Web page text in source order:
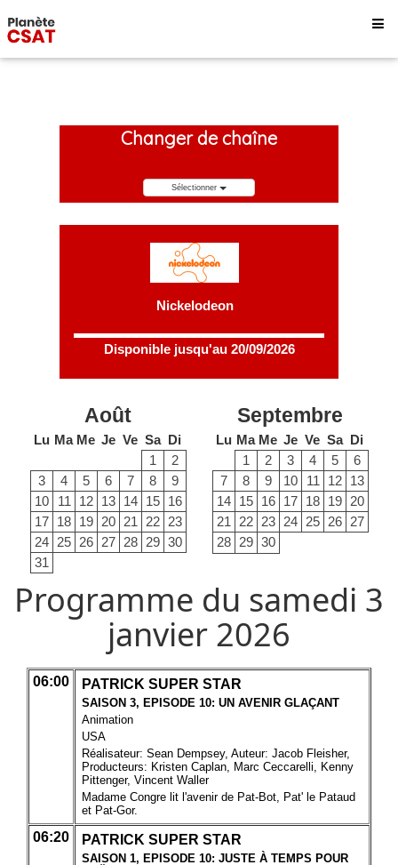
Changer de chaîne
Sélectionner
Nickelodeon
Disponible jusqu'au 20/09/2026
Août
Lu Ma Me Je Ve Sa Di
1
2
3
4 5 6 7 8
9
10
11 12 13 14 15 16
17 18 19 20 21 22 23
24 25 26 27 28 29 30
31
Septembre
Lu Ma Me Je Ve Sa Di
1
2 3 4 5
6
7
8 9 10 11 12 13
14 15 16 17 18 19 20
21
22 23 24 25 26 27
28 29 30
Programme du samedi 3
janvier 2026